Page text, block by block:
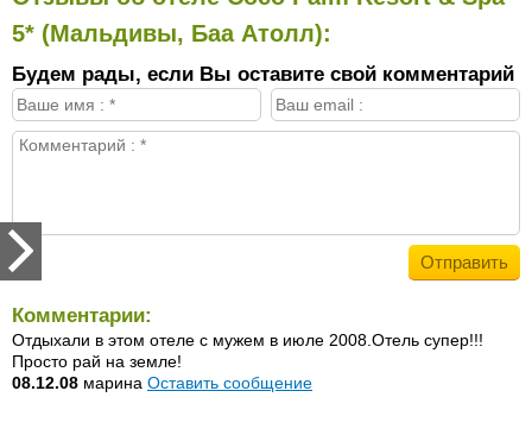
5* (Мальдивы, Баа Атолл):
Будем рады, если Вы оставите свой комментарий
Комментарии:
Отдыхали в этом отеле с мужем в июле 2008.Отель супер!!!
Просто рай на земле!
08.12.08 марина Оставить сообщение